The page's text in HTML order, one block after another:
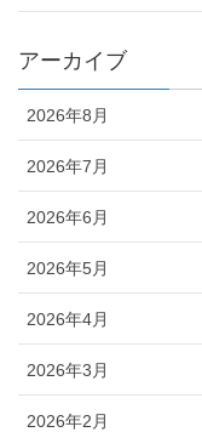
アーカイブ
2026年8月
2026年7月
2026年6月
2026年5月
2026年4月
2026年3月
2026年2月